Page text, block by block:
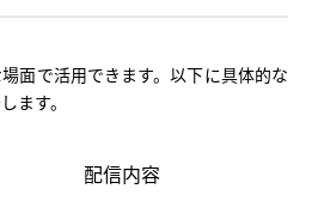
面で活用できます。以下に具体的な
ます。
配信内容